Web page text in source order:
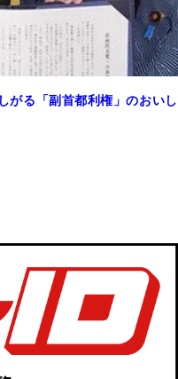
がる「副首都利権」のおいし